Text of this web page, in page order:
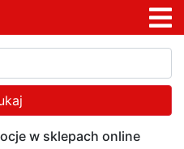
w sklepach online